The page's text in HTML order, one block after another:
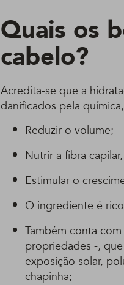
Quais os
cabelo?
Acredita-se que a
danificados pela
Reduzir o volume;
Nutrir a fibra
Estimular o
O ingrediente é
Também conta
propriedades -,
exposição solar,
chapinha;